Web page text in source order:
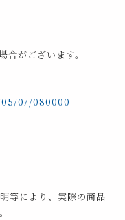
がございます。
07/080000
等により、実際の商品